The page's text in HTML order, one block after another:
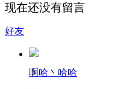
现在还没有留言
好友
啊哈丶哈哈